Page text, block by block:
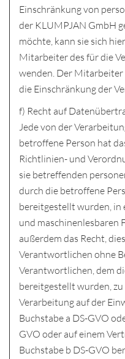
Einschränkung von
der KLUMPJAN GmbH
möchte, kann sie sich
Mitarbeiter des für die
wenden. Der
die Einschränkung der
f) Recht auf
Jede von der
betroffene Person hat
Richtlinien- und
sie betreffenden
durch die betroffene
bereitgestellt wurden, in
und maschinenlesbaren
außerdem das Recht,
Verantwortlichen ohne
Verantwortlichen, dem
bereitgestellt wurden,
Verarbeitung auf der
Buchstabe a DS-GVO
GVO oder auf einem
Buchstabe b DS-GVO